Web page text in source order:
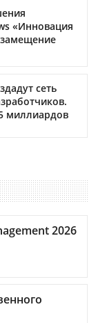
«Инновация
сеть
миллиардов
2026